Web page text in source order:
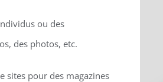
ou des
des photos, etc.
sites pour des magazines